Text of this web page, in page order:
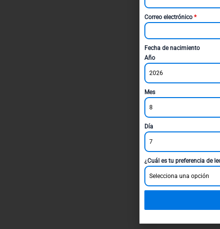
Correo electrónico *
Fecha de nacimiento
Año
2026
Mes
8
Día
7
¿Cuál es tu preferencia de
Selecciona una opción